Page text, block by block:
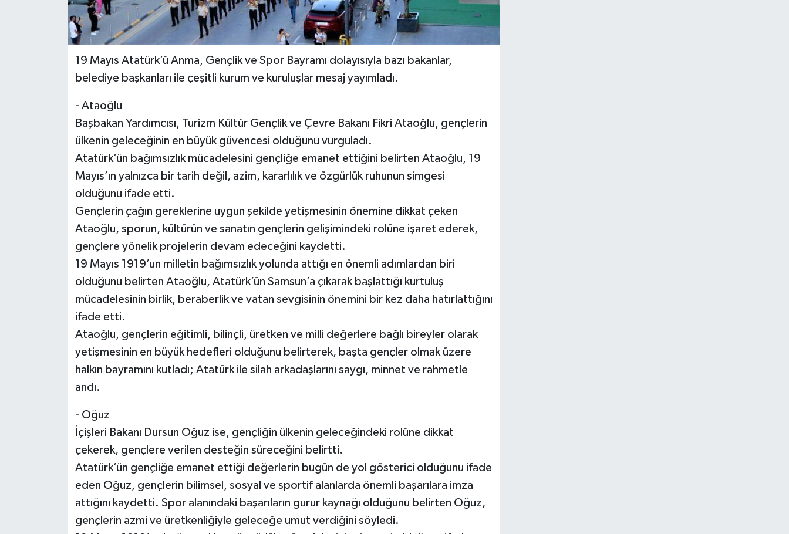
19 Mayıs Atatürk’ü Anma, Gençlik ve Spor Bayramı dolayısıyla bazı bakanlar,
belediye başkanları ile çeşitli kurum ve kuruluşlar mesaj yayımladı.
- Ataoğlu
Başbakan Yardımcısı, Turizm Kültür Gençlik ve Çevre Bakanı Fikri Ataoğlu, gençlerin
ülkenin geleceğinin en büyük güvencesi olduğunu vurguladı.
Atatürk’ün bağımsızlık mücadelesini gençliğe emanet ettiğini belirten Ataoğlu, 19
Mayıs’ın yalnızca bir tarih değil, azim, kararlılık ve özgürlük ruhunun simgesi
olduğunu ifade etti.
Gençlerin çağın gereklerine uygun şekilde yetişmesinin önemine dikkat çeken
Ataoğlu, sporun, kültürün ve sanatın gençlerin gelişimindeki rolüne işaret ederek,
gençlere yönelik projelerin devam edeceğini kaydetti.
19 Mayıs 1919’un milletin bağımsızlık yolunda attığı en önemli adımlardan biri
olduğunu belirten Ataoğlu, Atatürk’ün Samsun’a çıkarak başlattığı kurtuluş
mücadelesinin birlik, beraberlik ve vatan sevgisinin önemini bir kez daha hatırlattığını
ifade etti.
Ataoğlu, gençlerin eğitimli, bilinçli, üretken ve milli değerlere bağlı bireyler olarak
yetişmesinin en büyük hedefleri olduğunu belirterek, başta gençler olmak üzere
halkın bayramını kutladı; Atatürk ile silah arkadaşlarını saygı, minnet ve rahmetle
andı.
- Oğuz
İçişleri Bakanı Dursun Oğuz ise, gençliğin ülkenin geleceğindeki rolüne dikkat
çekerek, gençlere verilen desteğin süreceğini belirtti.
Atatürk’ün gençliğe emanet ettiği değerlerin bugün de yol gösterici olduğunu ifade
eden Oğuz, gençlerin bilimsel, sosyal ve sportif alanlarda önemli başarılara imza
attığını kaydetti. Spor alanındaki başarıların gurur kaynağı olduğunu belirten Oğuz,
gençlerin azmi ve üretkenliğiyle geleceğe umut verdiğini söyledi.